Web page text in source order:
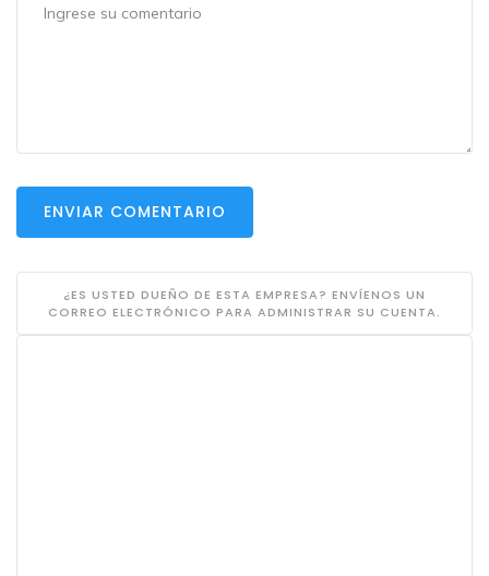
ENVIAR COMENTARIO
¿ES USTED DUEÑO DE ESTA EMPRESA? ENVÍENOS UN
CORREO ELECTRÓNICO PARA ADMINISTRAR SU CUENTA.